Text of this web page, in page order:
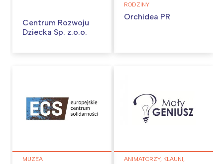
Centrum Rozwoju
Dziecka Sp. z.o.o.
RODZINY
Orchidea PR
MUZEA
ANIMATORZY, KLAUNI,